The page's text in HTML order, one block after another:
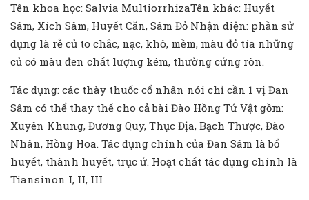
Tên khoa học: Salvia MultiorrhizaTên khác: Huyết
Sâm, Xích Sâm, Huyết Căn, Sâm Đỏ Nhận diện: phần sử
dụng là rễ củ to chắc, nạc, khô, mềm, màu đỏ tía những
củ có màu đen chất lượng kém, thường cứng ròn.
Tác dụng: các thày thuốc cổ nhân nói chỉ cần 1 vị Đan
Sâm có thể thay thế cho cả bài Đào Hồng Tứ Vật gồm:
Xuyên Khung, Đương Quy, Thục Địa, Bạch Thược, Đào
Nhân, Hồng Hoa. Tác dụng chính của Đan Sâm là bổ
huyết, thành huyết, trục ứ. Hoạt chất tác dụng chính là
Tiansinon I, II, III